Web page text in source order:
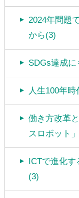
2024年問題
から(3)
SDGs達成
人生100年
働き方改革
スロボット
ICTで進化す
(3)